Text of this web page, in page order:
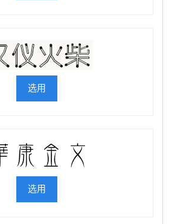
选用
选用